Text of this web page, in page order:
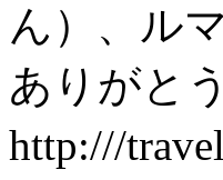
ん）、ル
ありがと
http:///